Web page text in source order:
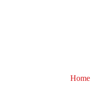
Home